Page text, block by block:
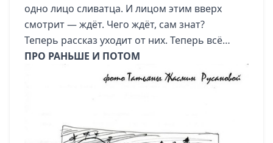
одно лицо сливатца. И лицом этим вверх
смотрит — ждёт. Чего ждёт, сам знат?
Теперь рассказ уходит от них. Теперь всё…
ПРО РАНЬШЕ И ПОТОМ